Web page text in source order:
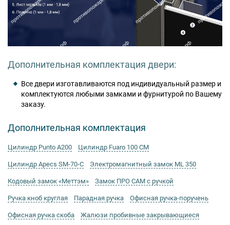
Дополнительная комплектация двери:
Все двери изготавливаются под индивидуальный размер и
комплектуются любыми замками и фурнитурой по Вашему
заказу.
Дополнительная комплектация
Цилиндр Punto А200 Цилиндр Fuaro 100 CM
Цилиндр Apecs SM-70-C Электромагнитный замок ML 350
Кодовый замок «Меттэм» Замок ПРО САМ с ручкой
Ручка кноб круглая Парадная ручка Офисная ручка-поручень
Офисная ручка скоба Жалюзи пробивные закрывающиеся